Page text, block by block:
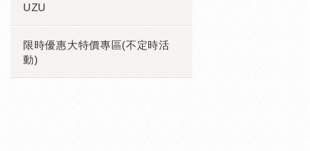
UZU
限時優惠大特價專區(不定時活
動)